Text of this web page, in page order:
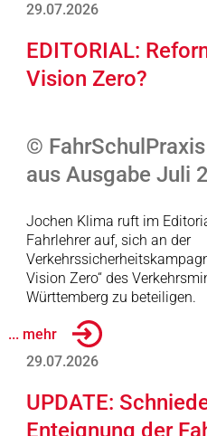
29.07.2026
EDITORIAL:
Vision Zero?
©
aus Ausgabe Juli
Jochen Klima ruft im
Fahrlehrer auf, sich an der
Vision Zero“ des
Württemberg zu beteiligen.
... mehr
29.07.2026
UPDATE:
Enteignung der